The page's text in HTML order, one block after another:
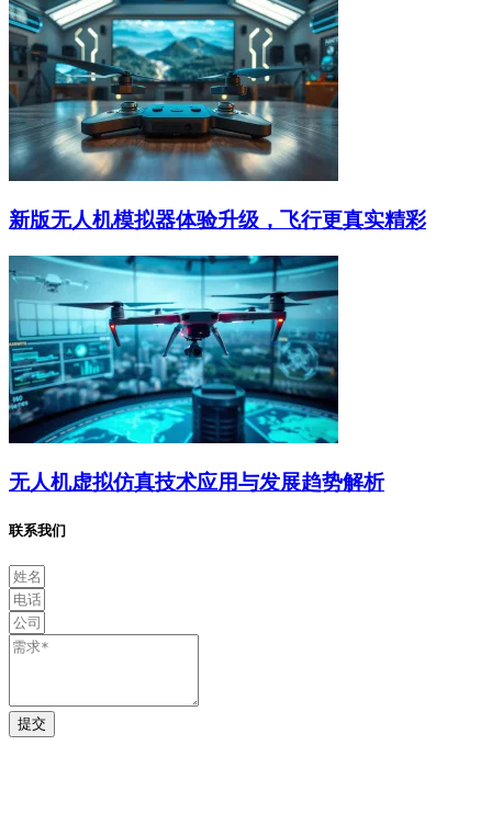
新版无人机模拟器体验升级，飞行更真实精彩
无人机虚拟仿真技术应用与发展趋势解析
联系我们
提交